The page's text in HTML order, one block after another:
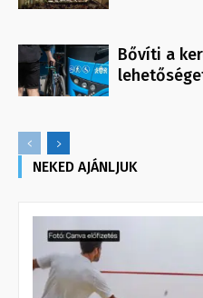
Bővíti a
NEKED AJÁNLJUK